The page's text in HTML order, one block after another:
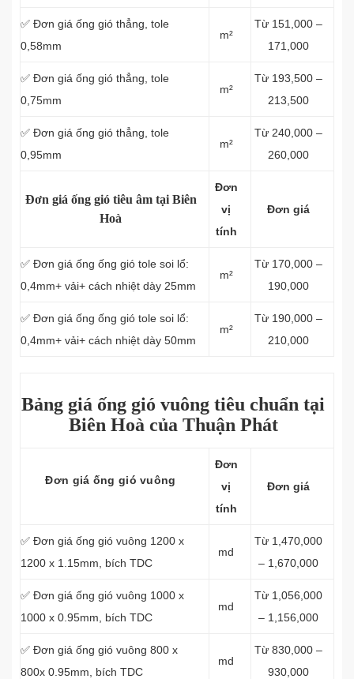
✅ Đơn giá ống gió thẳng, tole
0,58mm
m²
Từ 151,000 –
171,000
✅ Đơn giá ống gió thẳng, tole
0,75mm
m²
Từ 193,500 –
213,500
✅ Đơn giá ống gió thẳng, tole
0,95mm
m²
Từ 240,000 –
260,000
Đơn giá ống gió tiêu âm tại Biên
Hoà
Đơn
vị
tính
Đơn giá
✅ Đơn giá ống ống gió tole soi lổ:
0,4mm+ vải+ cách nhiệt dày 25mm
m²
Từ 170,000 –
190,000
✅ Đơn giá ống ống gió tole soi lổ:
0,4mm+ vải+ cách nhiệt dày 50mm
m²
Từ 190,000 –
210,000
Bảng giá ống gió vuông tiêu chuẩn tại
Biên Hoà của Thuận Phát
Đơn giá ống gió vuông
Đơn
vị
tính
Đơn giá
✅ Đơn giá ống gió vuông 1200 x
1200 x 1.15mm, bích TDC
md
Từ 1,470,000
– 1,670,000
✅ Đơn giá ống gió vuông 1000 x
1000 x 0.95mm, bích TDC
md
Từ 1,056,000
– 1,156,000
✅ Đơn giá ống gió vuông 800 x
800x 0.95mm, bích TDC
md
Từ 830,000 –
930,000